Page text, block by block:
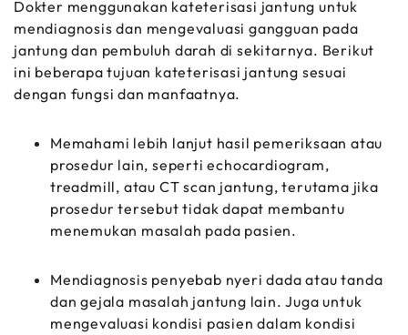
Dokter menggunakan kateterisasi jantung untuk
mendiagnosis dan mengevaluasi gangguan pada
jantung dan pembuluh darah di sekitarnya. Berikut
ini beberapa tujuan kateterisasi jantung sesuai
dengan fungsi dan manfaatnya.
Memahami lebih lanjut hasil pemeriksaan atau
prosedur lain, seperti echocardiogram,
treadmill, atau CT scan jantung, terutama jika
prosedur tersebut tidak dapat membantu
menemukan masalah pada pasien.
Mendiagnosis penyebab nyeri dada atau tanda
dan gejala masalah jantung lain. Juga untuk
mengevaluasi kondisi pasien dalam kondisi